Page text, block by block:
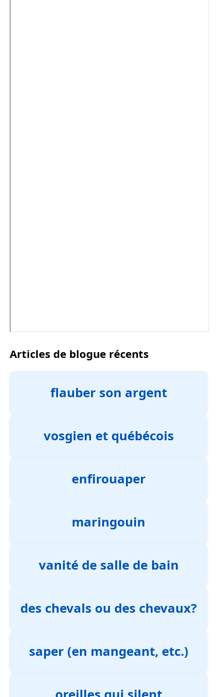
Articles de blogue récents
flauber son argent
vosgien et québécois
enfirouaper
maringouin
vanité de salle de bain
des chevals ou des chevaux?
saper (en mangeant, etc.)